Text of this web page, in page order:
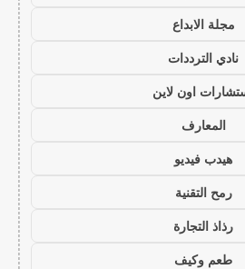
مجلة الابداع
نادي الترددات
اون لاين
المعارف
هيدب فيديو
رمح التقنية
رذاذ التجارة
طعم وكيف